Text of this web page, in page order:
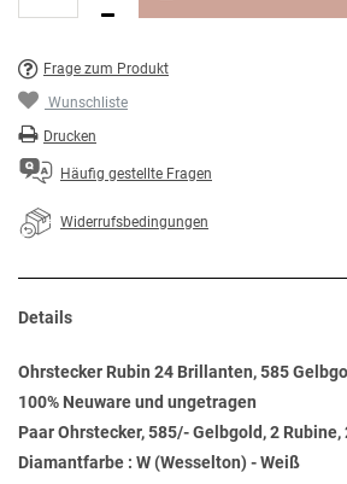
Frage zum Produkt
Wunschliste
Drucken
Häufig gestellte Fragen
Widerrufsbedingungen
Details
Ohrstecker Rubin 24 Brillanten, 585
100% Neuware und ungetragen
Paar Ohrstecker, 585/- Gelbgold, 2
Diamantfarbe : W (Wesselton) - Weiß